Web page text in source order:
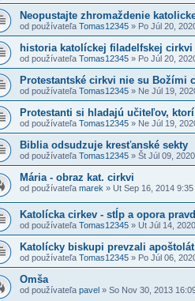
Neopustajte zhromaždenie
od používateľa Tomas12345 » Po Júl 20,
historia katolíckej filadelfskej cirkvi
od používateľa Tomas12345 » Po Júl 20,
Protestantské cirkvi nie su Božími
od používateľa Tomas12345 » Ne Júl 19,
Protestanti si hladajú učiteľov,
od používateľa Tomas12345 » Ne Júl 19,
Biblia odsudzuje kresťanské sekty
od používateľa Tomas12345 » Št Júl 09,
Mária - obraz kat. cirkvi
od používateľa marek » Ut Sep 16, 2014 9:35
Katolícka cirkev - stĺp a opora
od používateľa Tomas12345 » Ut Júl 14,
Katolícky biskupi prevzali
od používateľa Tomas12345 » Po Júl 06,
Omša
od používateľa pavel » So Nov 30, 2013